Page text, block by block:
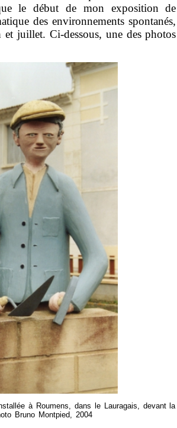
le début de mon exposition de
des environnements spontanés,
juillet. Ci-dessous, une des photos
à Roumens, dans le Lauragais, devant la
Bruno Montpied, 2004